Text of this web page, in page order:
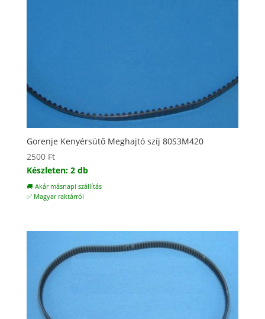
Gorenje Kenyérsütő Meghajtó szíj 80S3M420
2500 Ft
Készleten: 2 db
🚚 Akár másnapi szállítás
✅ Magyar raktárról